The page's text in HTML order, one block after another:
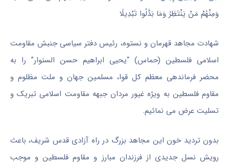
وَمِنْهُمْ مَنْ یَنْتَظِرُ وَمَا بَدَّلُوا تَبْدِیلًا
شهادت مجاهد قهرمان و نستوه، رئیس دفتر سیاسی جنبش مقاومت
اسلامی فلسطین (حماس) “یحیی ابراهیم حسن السنوار” را به
محضر فرماندهی معظم کل قوا، مسلمین جهان و ملت مظلوم و
مقاوم فلسطین به ویژه غیور مردان جبهه مقاومت اسلامی تبریک و
تسلیت عرض می نمائیم.
بدون تردید خون این مجاهد بزرگ در راه آزادی قدس شریف، باعث
رویش نسل جدیدی از فرزندان مبارز و مقاوم فلسطین و موجب